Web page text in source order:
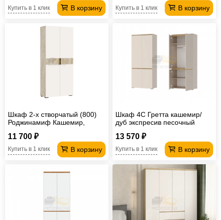
В корзину
Купить в 1 клик В корзину
Купить в 1 клик
Шкаф 2-х створчатый (800)
Роджинамиф Кашемир,
11 700 ₽
В корзину
Купить в 1 клик
Шкаф 4С Гретта кашемир/
дуб экспресив песочный
13 570 ₽
В корзину
Купить в 1 клик